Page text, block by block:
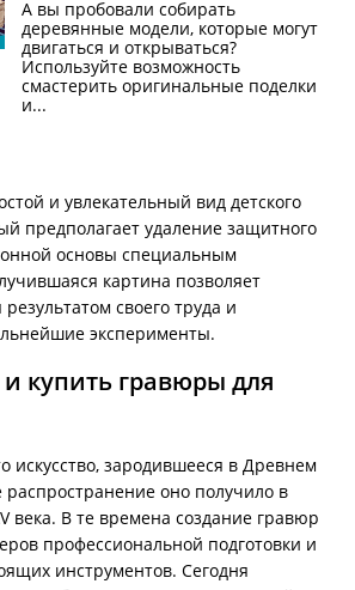
А вы пробовали собирать
деревянные модели, которые могут
двигаться и открываться?
Используйте возможность
смастерить оригинальные поделки
и...
и увлекательный вид детского
предполагает удаление защитного
основы специальным
картина позволяет
своего труда и
эксперименты.
купить гравюры для
искусство, зародившееся в Древнем
оно получило в
века. В те времена создание гравюр
профессиональной подготовки и
инструментов. Сегодня